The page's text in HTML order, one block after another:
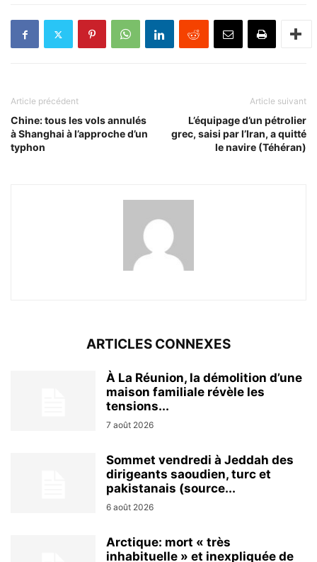
Article précédent
Chine: tous les vols annulés
à Shanghai à l’approche d’un
typhon
Article suivant
L’équipage d’un pétrolier
grec, saisi par l’Iran, a quitté
le navire (Téhéran)
ARTICLES CONNEXES
À La Réunion, la démolition d’une
maison familiale révèle les
tensions...
7 août 2026
Sommet vendredi à Jeddah des
dirigeants saoudien, turc et
pakistanais (source...
6 août 2026
Arctique: mort « très
inhabituelle » et inexpliquée de